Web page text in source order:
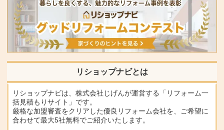
リショップナビとは
リショップナビは、株式会社じげんが運営する「リフォーム一
括見積もりサイト」です。
厳格な加盟審査をクリアした優良リフォーム会社を、ご希望に
合わせて最大5社無料でご紹介いたします。